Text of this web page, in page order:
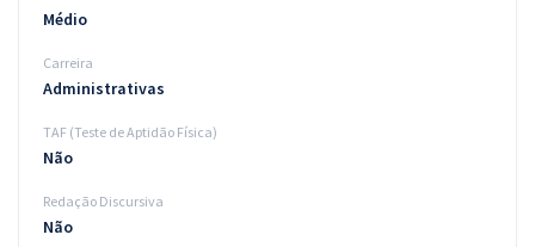
Médio
Carreira
Administrativas
TAF (Teste de Aptidão Física)
Não
Redação Discursiva
Não